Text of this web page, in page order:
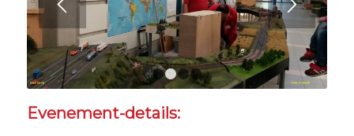
1 2 3 4
Evenement-details: